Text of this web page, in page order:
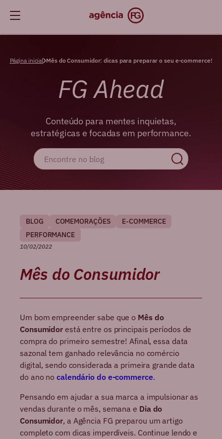
Página inicial Mês do Consumidor: dicas para preparar o seu e-commerce!
FG Ahead
Conteúdo para mentes inquietas,
estratégicas e focadas em performance.
BLOG COMEMORAÇÕES
E-COMMERCE
PERFORMANCE
10/02/2022
Mês do Consumidor
Um bom empreender sabe que o Mês do
Consumidor está entre os principais períodos de
compra do primeiro semestre! Afinal, essa data
sazonal tem ganhado relevância no comércio
digital, sendo considerada a primeira grande data
do ano nocalendário do e-commerce.
Pensando em ajudar a sua marca a impulsionar as
vendas durante o mês, semana e Dia do
Consumidor, a Agência FG preparou um artigo
completo com dicas imperdíveis. Continue lendo e